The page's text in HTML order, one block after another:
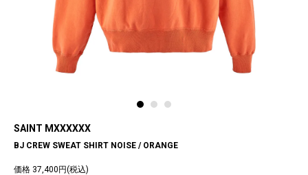
SAINT MXXXXXX
BJ CREW SWEAT SHIRT NOISE / ORANGE
価格 37,400円(税込)